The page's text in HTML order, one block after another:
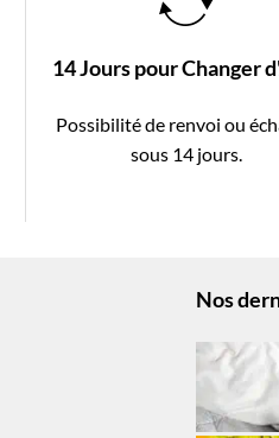
14 Jours pour Changer
Possibilité de renvoi ou
sous 14 jours.
Nos